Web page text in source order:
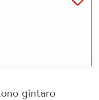
gintaro